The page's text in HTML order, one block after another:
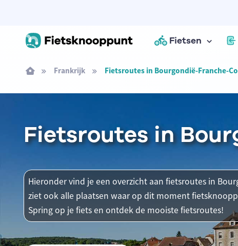
Fietsen
Frankrijk Fietsroutes in Bourgondië-Franche-
Fietsroutes in
Hieronder vind je een overzicht aan fietsroutes in
ziet ook alle plaatsen waar op dit moment
Spring op je fiets en ontdek de mooiste fietsroutes!